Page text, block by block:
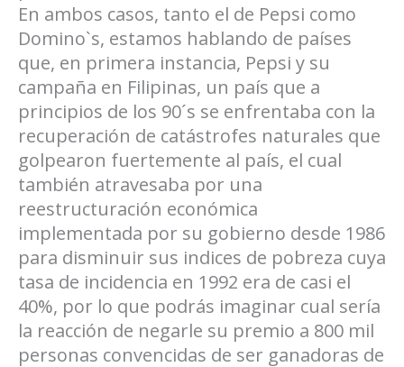
En ambos casos, tanto el de Pepsi como
Domino`s, estamos hablando de países
que, en primera instancia, Pepsi y su
campaña en Filipinas, un país que a
principios de los 90´s se enfrentaba con la
recuperación de catástrofes naturales que
golpearon fuertemente al país, el cual
también atravesaba por una
reestructuración económica
implementada por su gobierno desde 1986
para disminuir sus indices de pobreza cuya
tasa de incidencia en 1992 era de casi el
40%, por lo que podrás imaginar cual sería
la reacción de negarle su premio a 800 mil
personas convencidas de ser ganadoras de